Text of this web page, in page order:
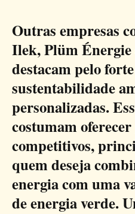
Outras empresas
Ilek, Plüm
destacam pelo
sustentabilidade
personalizadas.
costumam
competitivos,
quem deseja
energia com uma
de energia verde.